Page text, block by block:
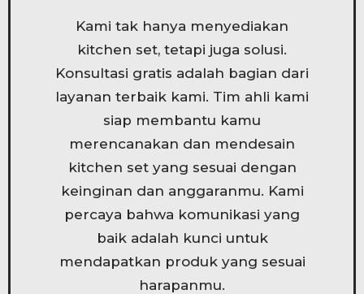
Kami tak hanya menyediakan
kitchen set, tetapi juga solusi.
Konsultasi gratis adalah bagian dari
layanan terbaik kami. Tim ahli kami
siap membantu kamu
merencanakan dan mendesain
kitchen set yang sesuai dengan
keinginan dan anggaranmu. Kami
percaya bahwa komunikasi yang
baik adalah kunci untuk
mendapatkan produk yang sesuai
harapanmu.